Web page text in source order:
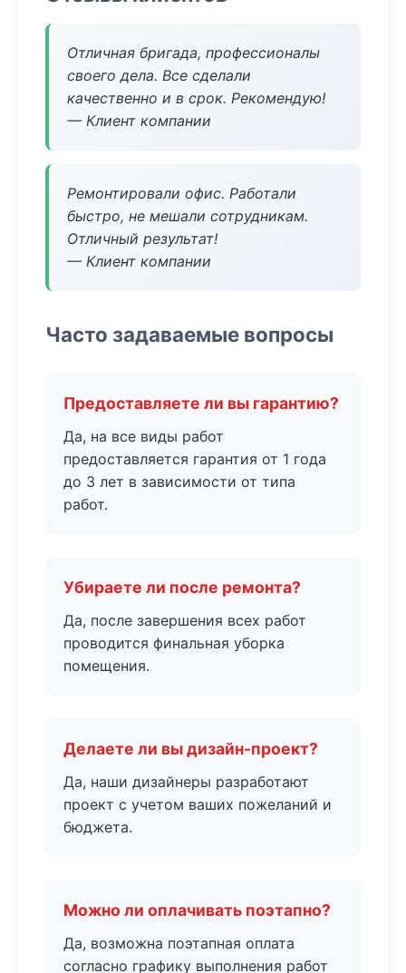
Отличная бригада, профессионалы
своего дела. Все сделали
качественно и в срок. Рекомендую!
— Клиент компании
Ремонтировали офис. Работали
быстро, не мешали сотрудникам.
Отличный результат!
— Клиент компании
Часто задаваемые вопросы
Предоставляете ли вы гарантию?
Да, на все виды работ
предоставляется гарантия от 1 года
до 3 лет в зависимости от типа
работ.
Убираете ли после ремонта?
Да, после завершения всех работ
проводится финальная уборка
помещения.
Делаете ли вы дизайн-проект?
Да, наши дизайнеры разработают
проект с учетом ваших пожеланий и
бюджета.
Можно ли оплачивать поэтапно?
Да, возможна поэтапная оплата
согласно графику выполнения работ